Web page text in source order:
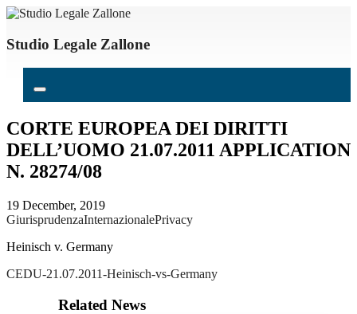
Studio Legale Zallone
CORTE EUROPEA DEI DIRITTI
DELL’UOMO 21.07.2011 APPLICATION
N. 28274/08
19 December, 2019
GiurisprudenzaInternazionalePrivacy
Heinisch v. Germany
CEDU-21.07.2011-Heinisch-vs-Germany
Related News